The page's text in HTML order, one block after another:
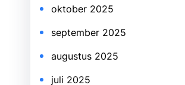
oktober 2025
september 2025
augustus 2025
juli 2025